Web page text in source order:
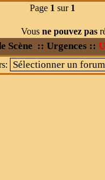
Page 1 sur 1
Vous ne pouvez pas
Scène :: Urgences ::